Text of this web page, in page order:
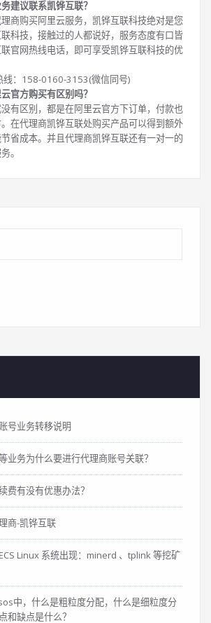
建议联系凯铧互联？
商购买阿里云服务，凯铧互联科技绝对是您
科技，接触过的人都说好，服务态度有口皆
官网热线电话，即可享受凯铧互联科技的优
线：158-0160-3153(微信同号)
官方购买有区别吗？
有区别，都是在阿里云官方下订单，付款也
在代理商凯铧互联处购买产品可以得到额外
省成本。并且代理商凯铧互联还有一对一的
。
号业务转移说明
业务为什么要进行代理商账号关联？
费有没有优惠办法？
商-凯铧互联
Linux 系统出现：minerd 、tplink 等挖矿
中，什么是粗粒度分配，什么是细粒度分
和缺点是什么？